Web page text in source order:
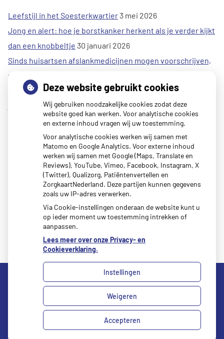
Leefstijl in het Soesterkwartier 3 mei 2026
Jong en alert: hoe je borstkanker herkent als je verder kijkt
dan een knobbeltje 30 januari 2026
Sinds huisartsen afslankmedicijnen mogen voorschrijven,
neemt gebruik toe
Eigen risico gaat onder toekomstig kabinet omhoog
januari 2026
Schurft sinds corona geen vergeten ziekte meer: aantal
uitbraken fors gestegen30 januari 2026
Kunst van Marlies Spijker in onze praktijk27 januari 2026
CZ vergoedt zorg van twee gespecialiseerde
revalidatieartsen niet meer 20 januari 2026
Uw Zorg Online|Beheer
Cookie-instellingen
Deze website gebruikt cookies
Wij gebruiken noodzakelijke cookies zodat deze
website goed kan werken. Voor analytische cookies
en externe inhoud vragen wij uw toestemming.
Voor analytische cookies werken wij samen met
Matomo en Google Analytics. Voor externe inhoud
werken wij samen met Google (Maps, Translate en
Reviews), YouTube, Vimeo, Facebook, Instagram, X
(Twitter), Qualizorg, Patiëntenvertellen en
ZorgkaartNederland. Deze partijen kunnen gegevens
zoals uw IP-adres verwerken.
Via Cookie-instellingen onderaan de website kunt u
op ieder moment uw toestemming intrekken of
aanpassen.
Lees meer over onze Privacy- en
Cookieverklaring.
Instellingen
Weigeren
Accepteren